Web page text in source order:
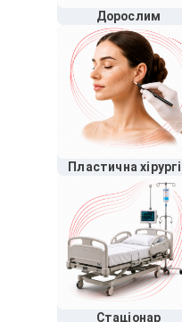
Дорослим
Пластична
Стаціонар